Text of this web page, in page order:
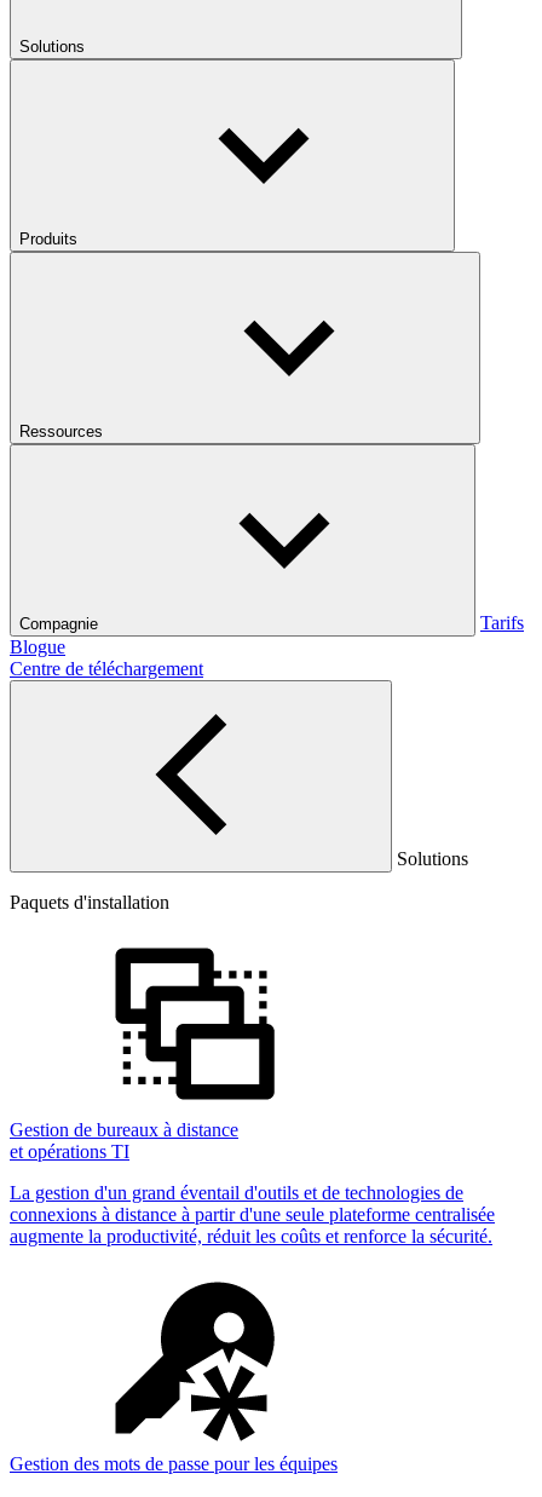
Solutions
Produits
Ressources
Compagnie
Tarifs
Blogue
Centre de téléchargement
Solutions
Paquets d'installation
Gestion de bureaux à distance
et opérations TI
La gestion d'un grand éventail d'outils et de technologies de
connexions à distance à partir d'une seule plateforme centralisée
augmente la productivité, réduit les coûts et renforce la sécurité.
Gestion des mots de passe pour les équipes